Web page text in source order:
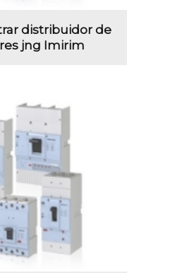
distribuidor de
jng Imirim